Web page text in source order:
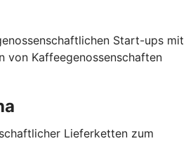
Start-ups mit
von Kaffeegenossenschaften
Lieferketten zum